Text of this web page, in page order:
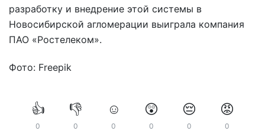
разработку и внедрение этой системы в
Новосибирской агломерации выиграла компания
ПАО «Ростелеком».
Фото: Freepik
👍
0
👎
0
☺️
0
😲
0
😔
0
😡
0